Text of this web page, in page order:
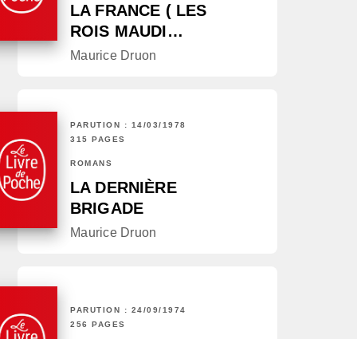
LA FRANCE ( LES
ROIS MAUDI…
Maurice Druon
PARUTION : 14/03/1978
315 PAGES
ROMANS
LA DERNIÈRE
BRIGADE
Maurice Druon
PARUTION : 24/09/1974
256 PAGES